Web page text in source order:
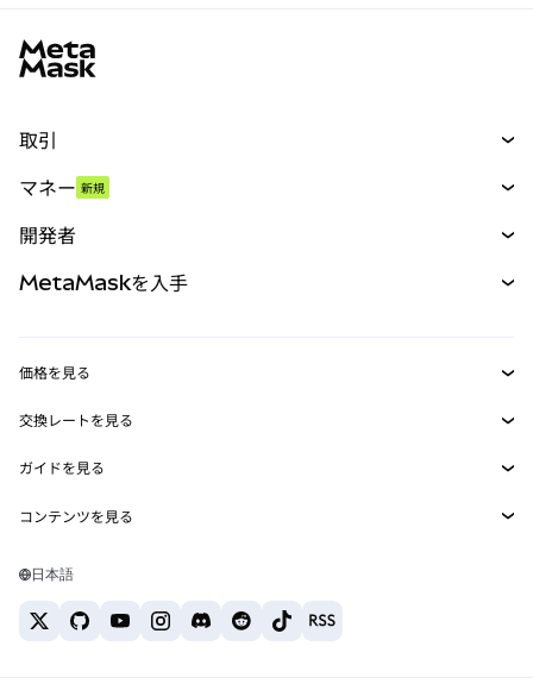
取引
パーペチュアル
RWA
マネー 新規
開発者
MetaMask Connect
Snaps
Web3サービス
MetaMaskを入手
セキュリティ
サポート
キャリア
お問い合わせ
価格を見る
イーサリアムの価格
Solanaの価格
Tetherの価格
交換レートを見る
ETH→USD
USDT→INR
BTC→INR
ETH→USDT
ガイドを見る
ETHの購入
USDTの購入
コンテンツを見る
Solanaウォレット
日本語